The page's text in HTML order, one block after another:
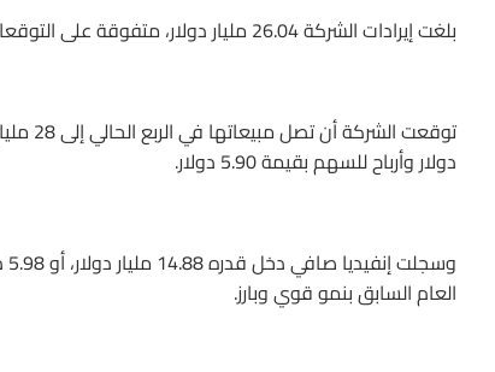
بلغت إيرادات الشركة 26.04 مليار دولار، متفوقة على التوقعات البالغة 24.68 مليار دولار.
دولار وأرباح للسهم بقيمة 5.90 دولار.
العام السابق بنمو قوي وبارز.